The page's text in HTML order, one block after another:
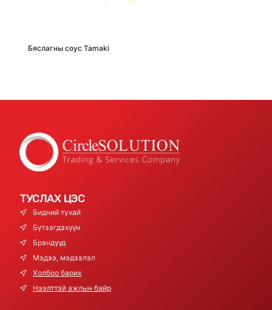
Бяслагны соус Tamaki
ТУСЛАХ ЦЭС
Бидний тухай
Бүтээгдэхүүн
Брэндүүд
Мэдээ, мэдээлэл
Холбоо барих
Нээлттэй ажлын байр